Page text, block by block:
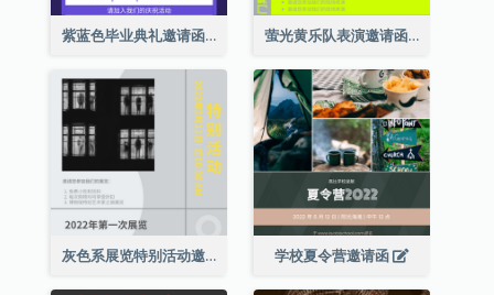
紫蓝色毕业典礼邀请函 萤光黄乐队表演邀请函
灰色系展览特别活动邀请函 学校夏令营邀请函